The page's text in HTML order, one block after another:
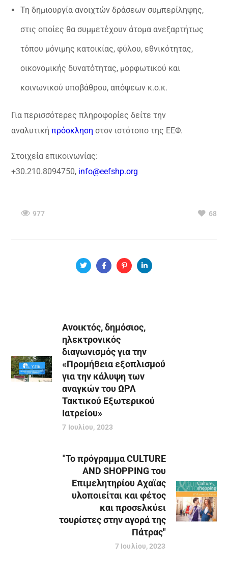
Τη δημιουργία ανοιχτών δράσεων συμπερίληψης,
στις οποίες θα συμμετέχουν άτομα ανεξαρτήτως
τόπου μόνιμης κατοικίας, φύλου, εθνικότητας,
οικονομικής δυνατότητας, μορφωτικού και
κοινωνικού υποβάθρου, απόψεων κ.ο.κ.
Για περισσότερες πληροφορίες δείτε την
αναλυτικήπρόσκληση στον ιστότοπο της ΕΕΦ.
Στοιχεία επικοινωνίας:
+30.210.8094750, info@eefshp.org
977 68
Aνοικτός, δημόσιος,
ηλεκτρονικός
διαγωνισμός για την
«Προμήθεια εξοπλισμού
για την κάλυψη των
αναγκών του ΩΡΛ
Τακτικού Εξωτερικού
Ιατρείου»
7 Ιουλίου, 2023
"Το πρόγραμμα CULTURE
AND SHOPPING του
Επιμελητηρίου Αχαϊας
υλοποιείται και φέτος
και προσελκύει
τουρίστες στην αγορά της
Πάτρας"
7 Ιουλίου, 2023